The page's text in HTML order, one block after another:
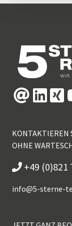
KONTAKTIEREN
OHNE
+49 (0)821
info@5-sterne-